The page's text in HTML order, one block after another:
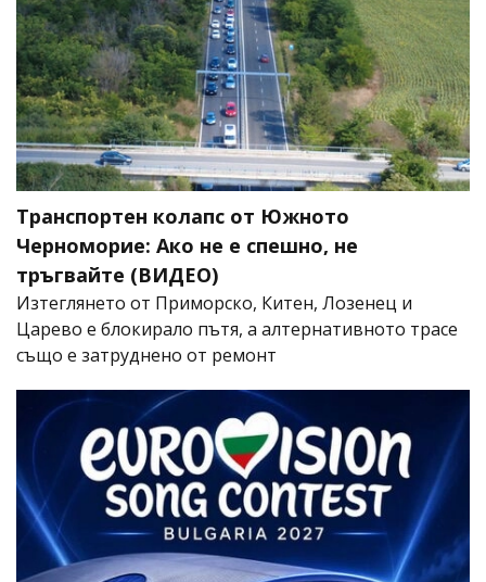
Транспортен колапс от Южното
Черноморие: Ако не е спешно, не
тръгвайте (ВИДЕО)
Изтеглянето от Приморско, Китен, Лозенец и
Царево е блокирало пътя, а алтернативното трасе
също е затруднено от ремонт